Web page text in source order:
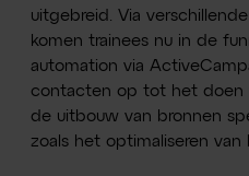
uitgebreid. Via
komen trainees nu in de
automation via
contacten op tot het doen
de uitbouw van bronnen
zoals het optimaliseren van